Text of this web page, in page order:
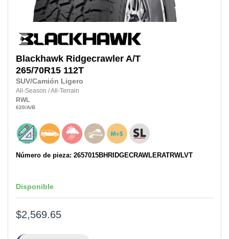
Blackhawk Ridgecrawler A/T
265/70R15 112T
SUV/Camión Ligero
All-Season /All-Terrain
RWL
620/A/B
Número de pieza: 2657015BHRIDGECRAWLERATRWLVT
Disponible
$2,569.65